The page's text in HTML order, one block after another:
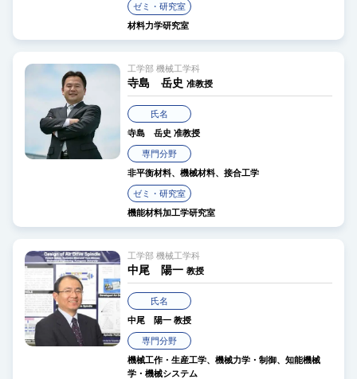
ゼミ・研究室
材料力学研究室
工学部 機械工学科
寺島 岳史 准教授
氏名
寺島 岳史 准教授
専門分野
非平衡材料、機械材料、接合工学
ゼミ・研究室
機能材料加工学研究室
工学部 機械工学科
中尾 陽一 教授
氏名
中尾 陽一 教授
専門分野
機械工作・生産工学、機械力学・制御、知能機械
学・機械システム